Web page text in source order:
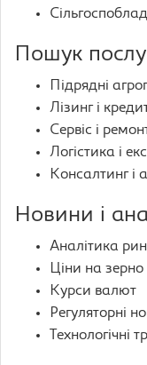
Пошук
Підрядні
Лізинг і
Сервіс і
Логістика і
Консалтинг і
Новини і
Аналітика
Ціни на зерно
Курси валют
Регуляторні
Технологічні